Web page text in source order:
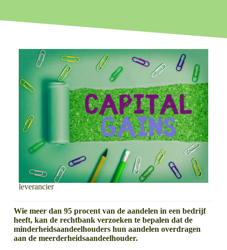
leverancier
Wie meer dan 95 procent van de aandelen in een bedrijf
heeft, kan de rechtbank verzoeken te bepalen dat de
minderheidsaandeelhouders hun aandelen overdragen
aan de meerderheidsaandeelhouder.